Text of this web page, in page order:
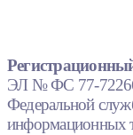
ЭЛ № ФС 77-72266
Федеральной
информационных